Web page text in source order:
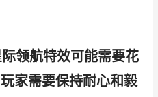
领航特效可能需要花
家需要保持耐心和毅